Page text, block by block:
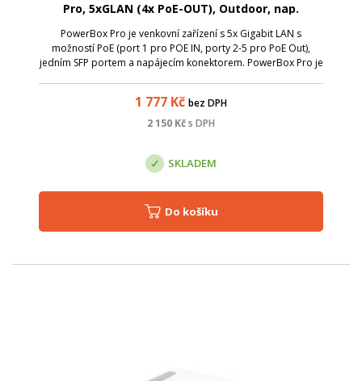
Pro, 5xGLAN (4x PoE-OUT), Outdoor, nap.
adaptér, ROS L4, mont.set
PowerBox Pro je venkovní zařízení s 5x Gigabit LAN s
možností PoE (port 1 pro POE IN, porty 2-5 pro PoE Out),
jedním SFP portem a napájecím konektorem. PowerBox Pro je
1 777 Kč bez DPH
2 150 Kčs DPH
SKLADEM
Do košíku